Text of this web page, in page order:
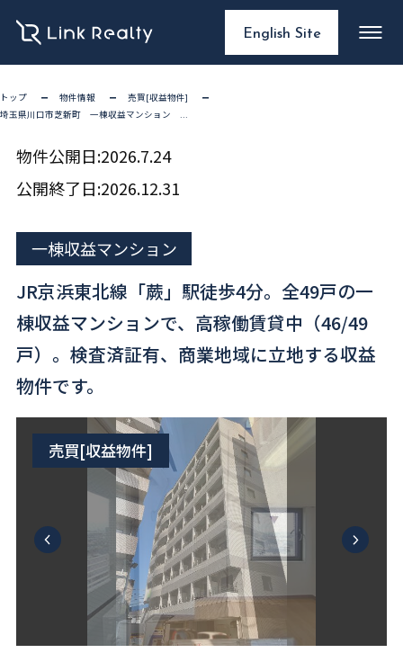
English Site
トップ 物件情報
売買[収益物件]
埼玉県川口市芝新町 一棟収益マンション ...
物件公開日:2026.7.24
公開終了日:2026.12.31
一棟収益マンション
JR京浜東北線「蕨」駅徒歩4分。全49戸の一
棟収益マンションで、高稼働賃貸中（46/49
戸）。検査済証有、商業地域に立地する収益
物件です。
売買[収益物件]